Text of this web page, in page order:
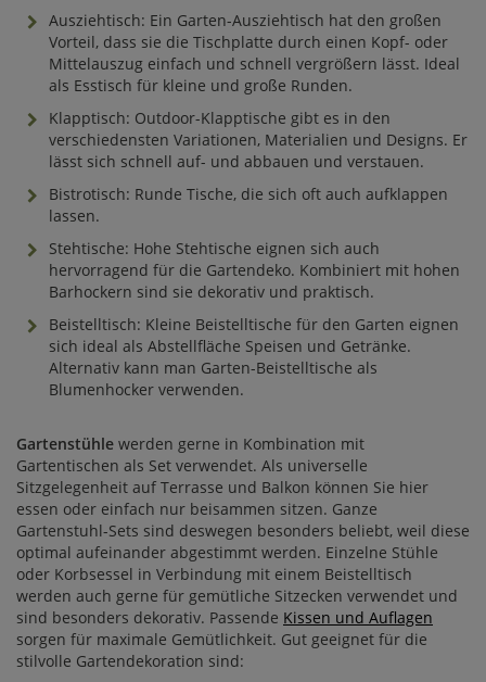
Ausziehtisch: Ein Garten-Ausziehtisch hat den großen
Vorteil, dass sie die Tischplatte durch einen Kopf- oder
Mittelauszug einfach und schnell vergrößern lässt. Ideal
als Esstisch für kleine und große Runden.
Klapptisch: Outdoor-Klapptische gibt es in den
verschiedensten Variationen, Materialien und Designs. Er
lässt sich schnell auf- und abbauen und verstauen.
Bistrotisch: Runde Tische, die sich oft auch aufklappen
lassen.
Stehtische: Hohe Stehtische eignen sich auch
hervorragend für die Gartendeko. Kombiniert mit hohen
Barhockern sind sie dekorativ und praktisch.
Beistelltisch: Kleine Beistelltische für den Garten eignen
sich ideal als Abstellfläche Speisen und Getränke.
Alternativ kann man Garten-Beistelltische als
Blumenhocker verwenden.
Gartenstühle werden gerne in Kombination mit
Gartentischen als Set verwendet. Als universelle
Sitzgelegenheit auf Terrasse und Balkon können Sie hier
essen oder einfach nur beisammen sitzen. Ganze
Gartenstuhl-Sets sind deswegen besonders beliebt, weil diese
optimal aufeinander abgestimmt werden. Einzelne Stühle
oder Korbsessel in Verbindung mit einem Beistelltisch
werden auch gerne für gemütliche Sitzecken verwendet und
sind besonders dekorativ. Passende Kissen und Auflagen
sorgen für maximale Gemütlichkeit. Gut geeignet für die
stilvolle Gartendekoration sind: